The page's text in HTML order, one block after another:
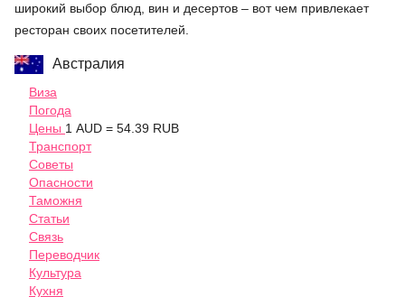
широкий выбор блюд, вин и десертов – вот чем привлекает
ресторан своих посетителей.
Австралия
Виза
Погода
Цены 1 AUD = 54.39 RUB
Транспорт
Советы
Опасности
Таможня
Статьи
Связь
Переводчик
Культура
Кухня